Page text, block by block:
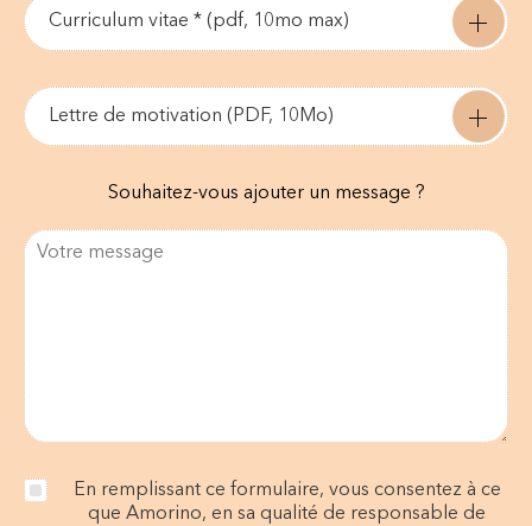
Curriculum vitae * (pdf, 10mo max)
Lettre de motivation (PDF, 10Mo)
Souhaitez-vous ajouter un message ?
En remplissant ce formulaire, vous consentez à ce
que Amorino, en sa qualité de responsable de